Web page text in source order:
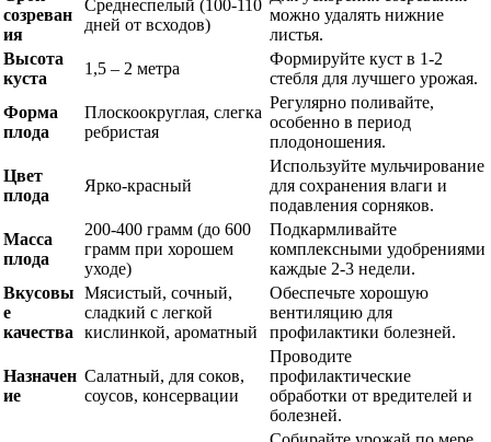
созреван
ия
Среднеспелый (100-110
дней от всходов)
можно удалять нижние
листья.
Высота
куста
1,5 – 2 метра
Формируйте куст в 1-2
стебля для лучшего урожая.
Форма
плода
Плоскоокруглая, слегка
ребристая
Регулярно поливайте,
особенно в период
плодоношения.
Цвет
плода
Ярко-красный
Используйте мульчирование
для сохранения влаги и
подавления сорняков.
Масса
плода
200-400 грамм (до 600
грамм при хорошем
уходе)
Подкармливайте
комплексными удобрениями
каждые 2-3 недели.
Вкусовы
е
качества
Мясистый, сочный,
сладкий с легкой
кислинкой, ароматный
Обеспечьте хорошую
вентиляцию для
профилактики болезней.
Назначен
ие
Салатный, для соков,
соусов, консервации
Проводите
профилактические
обработки от вредителей и
болезней.